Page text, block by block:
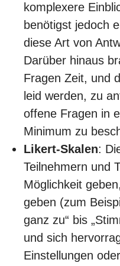
komplexere
benötigst jedoch
diese Art von
Darüber hinaus
Fragen Zeit, und
leid werden, zu
offene Fragen in
Minimum zu
Likert-Skalen:
Teilnehmern und
Möglichkeit
geben (zum
ganz zu“ bis
und sich
Einstellungen